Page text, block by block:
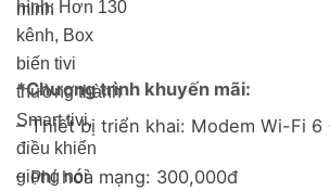
minh
hình: Hơn 130
kênh, Box
biến tivi
thường thành
Smart tivi,
điều khiển
giọng nói
*Chương trình khuyến mãi:
– Thiết bị triển khai: Modem Wi-Fi 6
– Phí hoà mạng: 300,000đ